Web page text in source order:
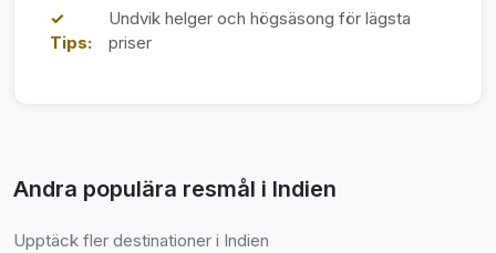
✓
Tips:
Undvik helger och högsäsong för lägsta
priser
Andra populära resmål i Indien
Upptäck fler destinationer i Indien